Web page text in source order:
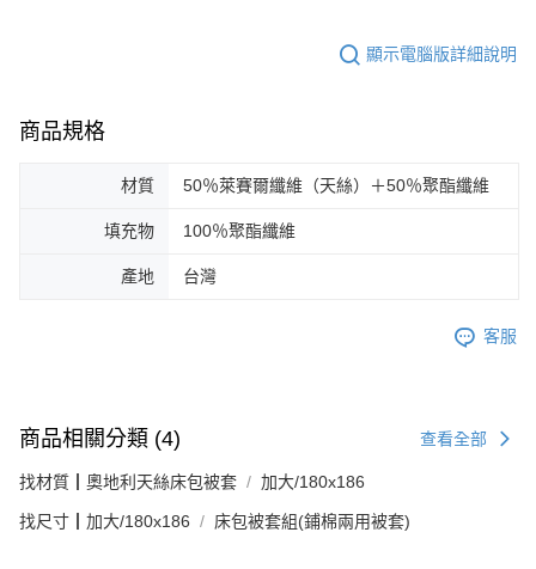
顯示電腦版詳細說明
商品規格
材質 50％萊賽爾纖維（天絲）＋50％聚酯纖維
填充物 100％聚酯纖維
產地 台灣
客服
商品相關分類 (4) 查看全部
找材質┃奧地利天絲床包被套 加大/180x186
找尺寸┃加大/180x186 床包被套組(鋪棉兩用被套)